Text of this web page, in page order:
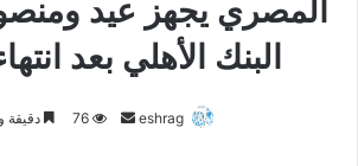
المصري يجهز عيد
البنك الأهلي بعد
eshrag
أرسل76 دقيقة